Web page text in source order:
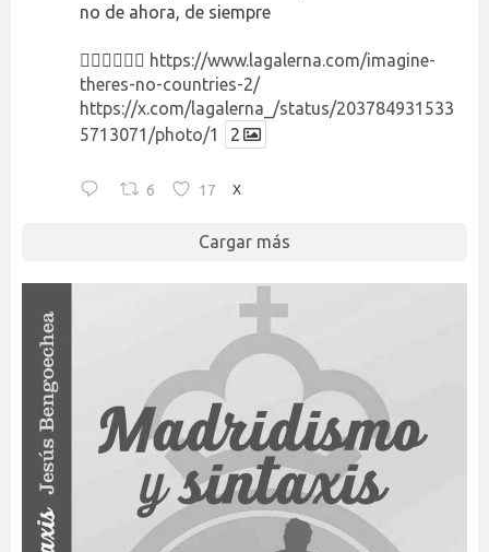
no de ahora, de siempre
👉🏻👉🏻👉🏻 https://www.lagalerna.com/imagine-
theres-no-countries-2/
https://x.com/lagalerna_/status/203784931533
5713071/photo/1
2
6 17 X
Cargar más